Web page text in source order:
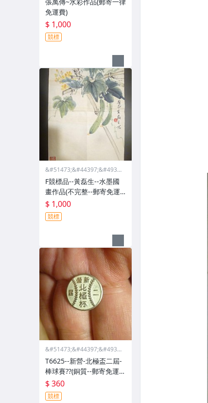
68;&#44397;&#51665;
免運費)
$ 1,000
競標
&#51473;&#44397;&#4932
68;&#44397;&#51665;
F競標品--黃磊生--水墨國
畫作品(不完整--郵寄免運
費)--56851
$ 1,000
競標
&#51473;&#44397;&#4932
68;&#44397;&#51665;
T6625--新營-北極盃二屆-
棒球賽??(銅質--郵寄免運
費)相關-精緻紀念章
$ 360
競標